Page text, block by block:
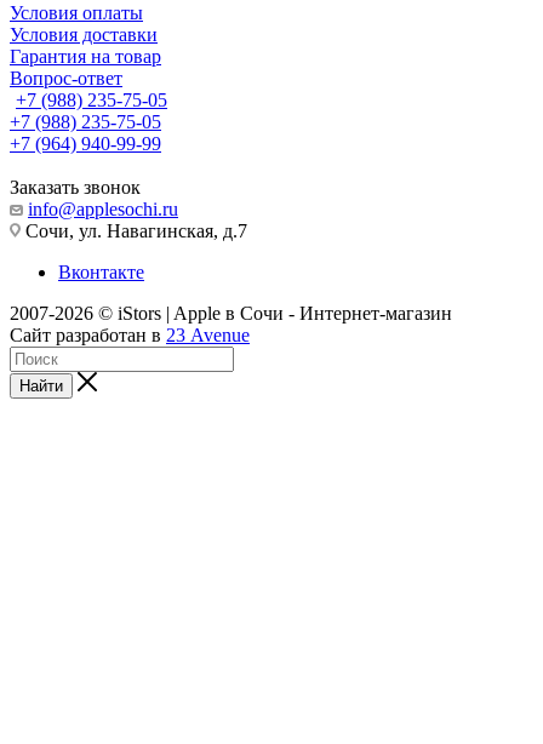
Условия оплаты
Условия доставки
Гарантия на товар
Вопрос-ответ
+7 (988) 235-75-05
+7 (988) 235-75-05
+7 (964) 940-99-99
Заказать звонок
info@applesochi.ru
Сочи, ул. Навагинская, д.7
Вконтакте
2007-2026 © iStors | Apple в Сочи - Интернет-магазин
Сайт разработан в 23 Avenue
Найти